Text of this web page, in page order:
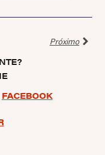
Próximo
FACEBOOK